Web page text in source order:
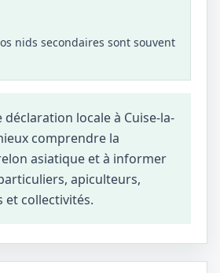
nids secondaires sont souvent
déclaration locale à Cuise-la-
comprendre la
asiatique et à informer
apiculteurs,
et collectivités.